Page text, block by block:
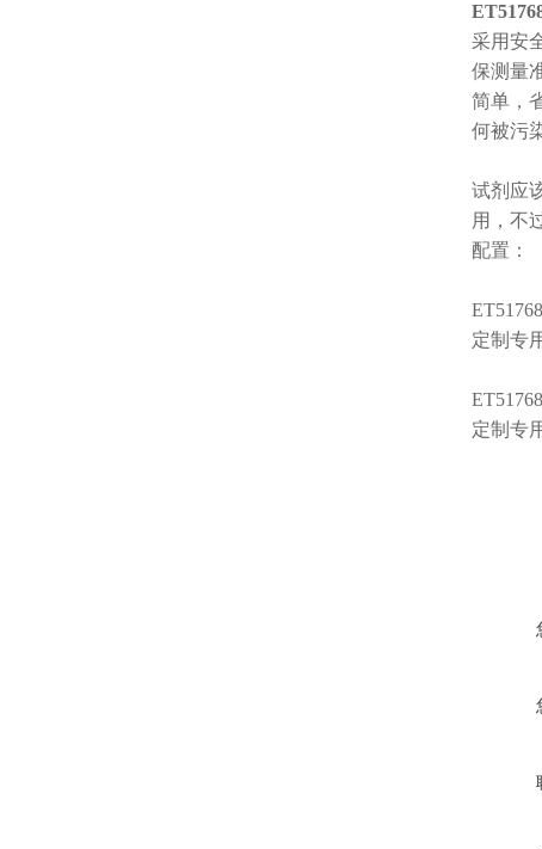
采用安
保测量
简单，
何被污
试剂应
用，不
配置：
定制专
定制专